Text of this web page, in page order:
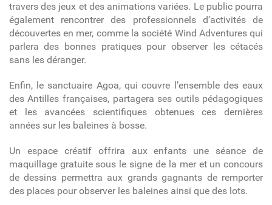
travers des jeux et des animations variées. Le public pourra
également rencontrer des professionnels d’activités de
découvertes en mer, comme la société Wind Adventures qui
parlera des bonnes pratiques pour observer les cétacés
sans les déranger.
Enfin, le sanctuaire Agoa, qui couvre l’ensemble des eaux
des Antilles françaises, partagera ses outils pédagogiques
et les avancées scientifiques obtenues ces dernières
années sur les baleines à bosse.
Un espace créatif offrira aux enfants une séance de
maquillage gratuite sous le signe de la mer et un concours
de dessins permettra aux grands gagnants de remporter
des places pour observer les baleines ainsi que des lots.